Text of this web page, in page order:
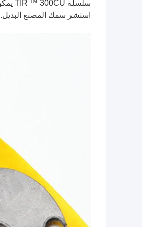
سلسلة TIR ™ 300CU يمكن توفير أشكال فردية مقطوعة بالقالب.
استشر سمك المصنع البديل.